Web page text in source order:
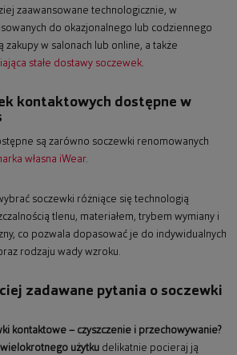
zaawansowane technologicznie, w
do okazjonalnego lub codziennego
zakupy w salonach lub online, a także
stałe dostawy soczewek.
kontaktowych dostępne w
są zarówno soczewki renomowanych
własna iWear.
soczewki różniące się technologią
tlenu, materiałem, trybem wymiany i
co pozwala dopasować je do indywidualnych
rodzaju wady wzroku.
zadawane pytania o soczewki
kontaktowe – czyszczenie i przechowywanie?
użytku delikatnie pocieraj ją